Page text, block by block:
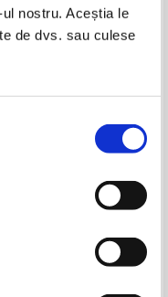
nostru. Aceștia le
de dvs. sau culese
-35%